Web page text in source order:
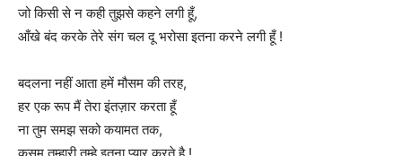
जो किसी से न कही तुझसे कहने लगी हूँ,
आँखे बंद करके तेरे संग चल दू भरोसा इतना करने लगी हूँ !
बदलना नहीं आता हमें मौसम की तरह,
हर एक रूप मैं तेरा इंतज़ार करता हूँ
ना तुम समझ सको कयामत तक,